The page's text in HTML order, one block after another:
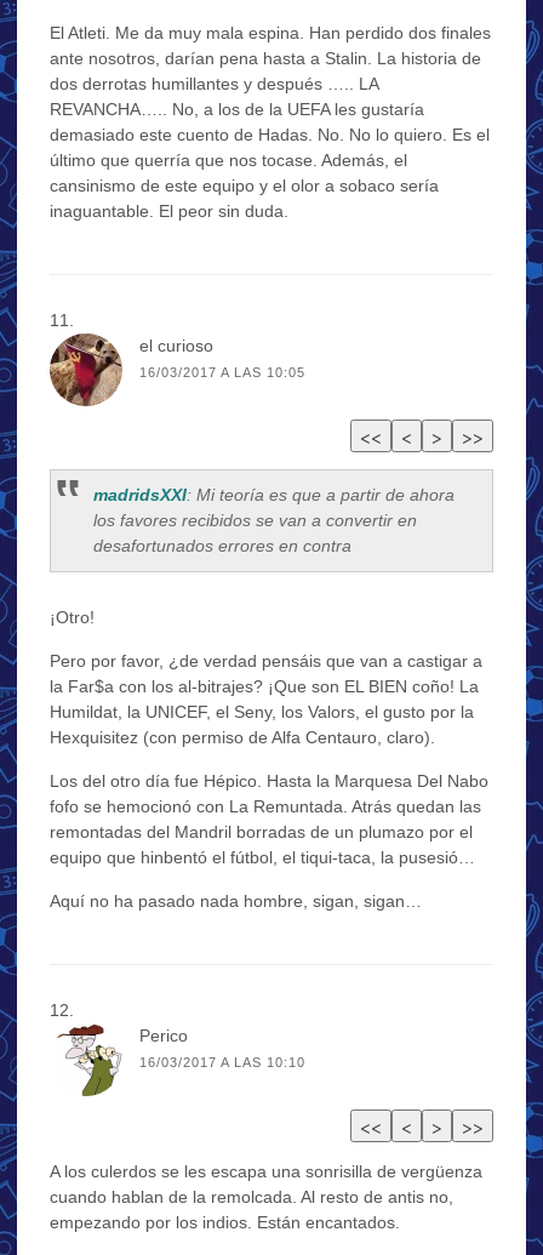
El Atleti. Me da muy mala espina. Han perdido dos finales
ante nosotros, darían pena hasta a Stalin. La historia de
dos derrotas humillantes y después ….. LA
REVANCHA….. No, a los de la UEFA les gustaría
demasiado este cuento de Hadas. No. No lo quiero. Es el
último que querría que nos tocase. Además, el
cansinismo de este equipo y el olor a sobaco sería
inaguantable. El peor sin duda.
el curioso
16/03/2017 A LAS 10:05
madridsXXI: Mi teoría es que a partir de ahora
los favores recibidos se van a convertir en
desafortunados errores en contra
¡Otro!
Pero por favor, ¿de verdad pensáis que van a castigar a
la Far$a con los al-bitrajes? ¡Que son EL BIEN coño! La
Humildat, la UNICEF, el Seny, los Valors, el gusto por la
Hexquisitez (con permiso de Alfa Centauro, claro).
Los del otro día fue Hépico. Hasta la Marquesa Del Nabo
fofo se hemocionó con La Remuntada. Atrás quedan las
remontadas del Mandril borradas de un plumazo por el
equipo que hinbentó el fútbol, el tiqui-taca, la pusesió…
Aquí no ha pasado nada hombre, sigan, sigan…
Perico
16/03/2017 A LAS 10:10
A los culerdos se les escapa una sonrisilla de vergüenza
cuando hablan de la remolcada. Al resto de antis no,
empezando por los indios. Están encantados.